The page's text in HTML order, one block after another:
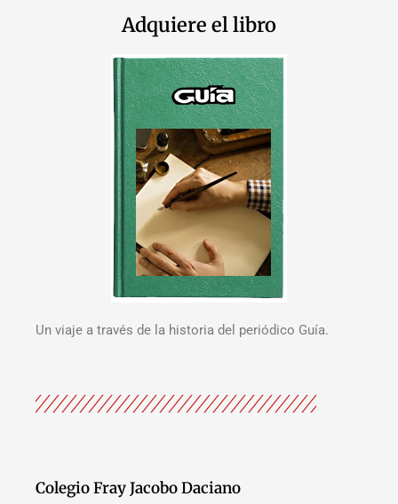
Adquiere el libro
Un viaje a través de la historia del periódico Guía.
Colegio Fray Jacobo Daciano